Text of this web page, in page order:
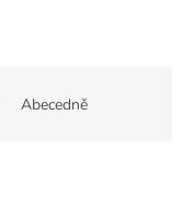
Abecedně